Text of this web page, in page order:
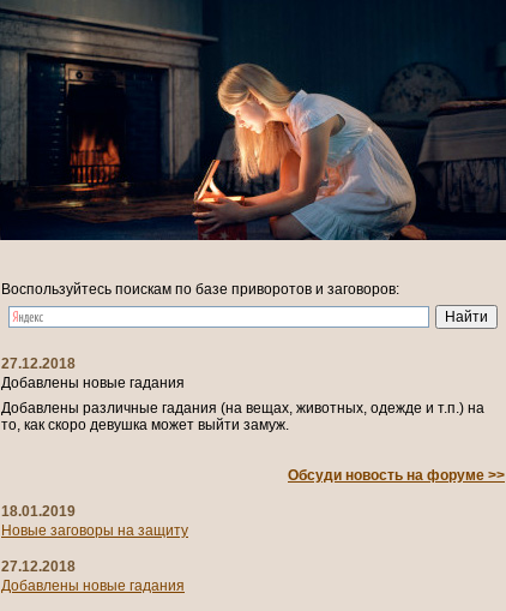
Воспользуйтесь поискам по базе приворотов и заговоров:
27.12.2018
Добавлены новые гадания
Добавлены различные гадания (на вещах, животных, одежде и т.п.) на
то, как скоро девушка может выйти замуж.
Обсуди новость на форуме >>
18.01.2019
Новые заговоры на защиту
27.12.2018
Добавлены новые гадания